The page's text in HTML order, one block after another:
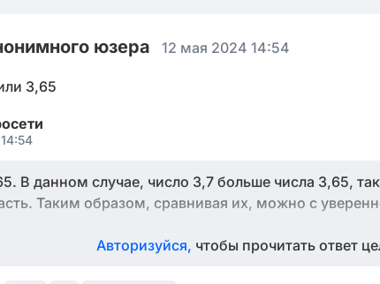
юзера 12 мая 2024 14:54
3,65
В данном случае, число 3,7 больше числа 3,65,
Таким образом, сравнивая их, можно с
Авторизуйся, чтобы прочитать ответ